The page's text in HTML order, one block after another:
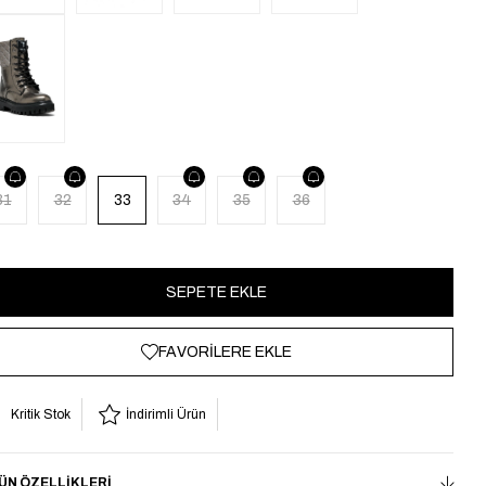
32 33 34 35 36
FAVORILERE EKLE
Kritik Stok İndirimli Ürün
ÖZELLIKLERI